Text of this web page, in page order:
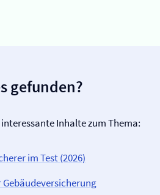
gefunden?
Inhalte zum Thema:
im Test (2026)
Gebäude­versicherung